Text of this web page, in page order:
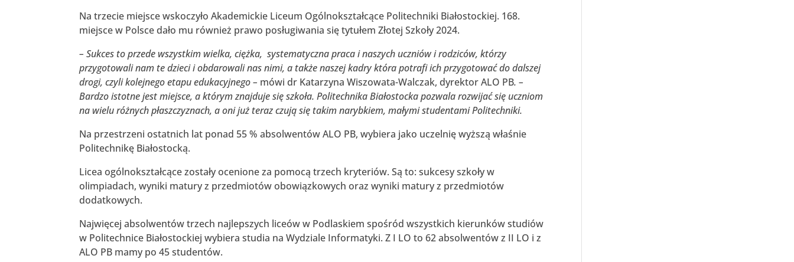
Na trzecie miejsce wskoczyło Akademickie Liceum Ogólnokształcące Politechniki Białostockiej. 168.
miejsce w Polsce dało mu również prawo posługiwania się tytułem Złotej Szkoły 2024.
– Sukces to przede wszystkim wielka, ciężka, systematyczna praca i naszych uczniów i rodziców, którzy
przygotowali nam te dzieci i obdarowali nas nimi, a także naszej kadry która potrafi ich przygotować do dalszej
drogi, czyli kolejnego etapu edukacyjnego – mówi dr Katarzyna Wiszowata-Walczak, dyrektor ALO PB. –
Bardzo istotne jest miejsce, a którym znajduje się szkoła. Politechnika Białostocka pozwala rozwijać się uczniom
na wielu różnych płaszczyznach, a oni już teraz czują się takim narybkiem, małymi studentami Politechniki.
Na przestrzeni ostatnich lat ponad 55 % absolwentów ALO PB, wybiera jako uczelnię wyższą właśnie
Politechnikę Białostocką.
Licea ogólnokształcące zostały ocenione za pomocą trzech kryteriów. Są to: sukcesy szkoły w
olimpiadach, wyniki matury z przedmiotów obowiązkowych oraz wyniki matury z przedmiotów
dodatkowych.
Najwięcej absolwentów trzech najlepszych liceów w Podlaskiem spośród wszystkich kierunków studiów
w Politechnice Białostockiej wybiera studia na Wydziale Informatyki. Z I LO to 62 absolwentów z II LO i z
ALO PB mamy po 45 studentów.